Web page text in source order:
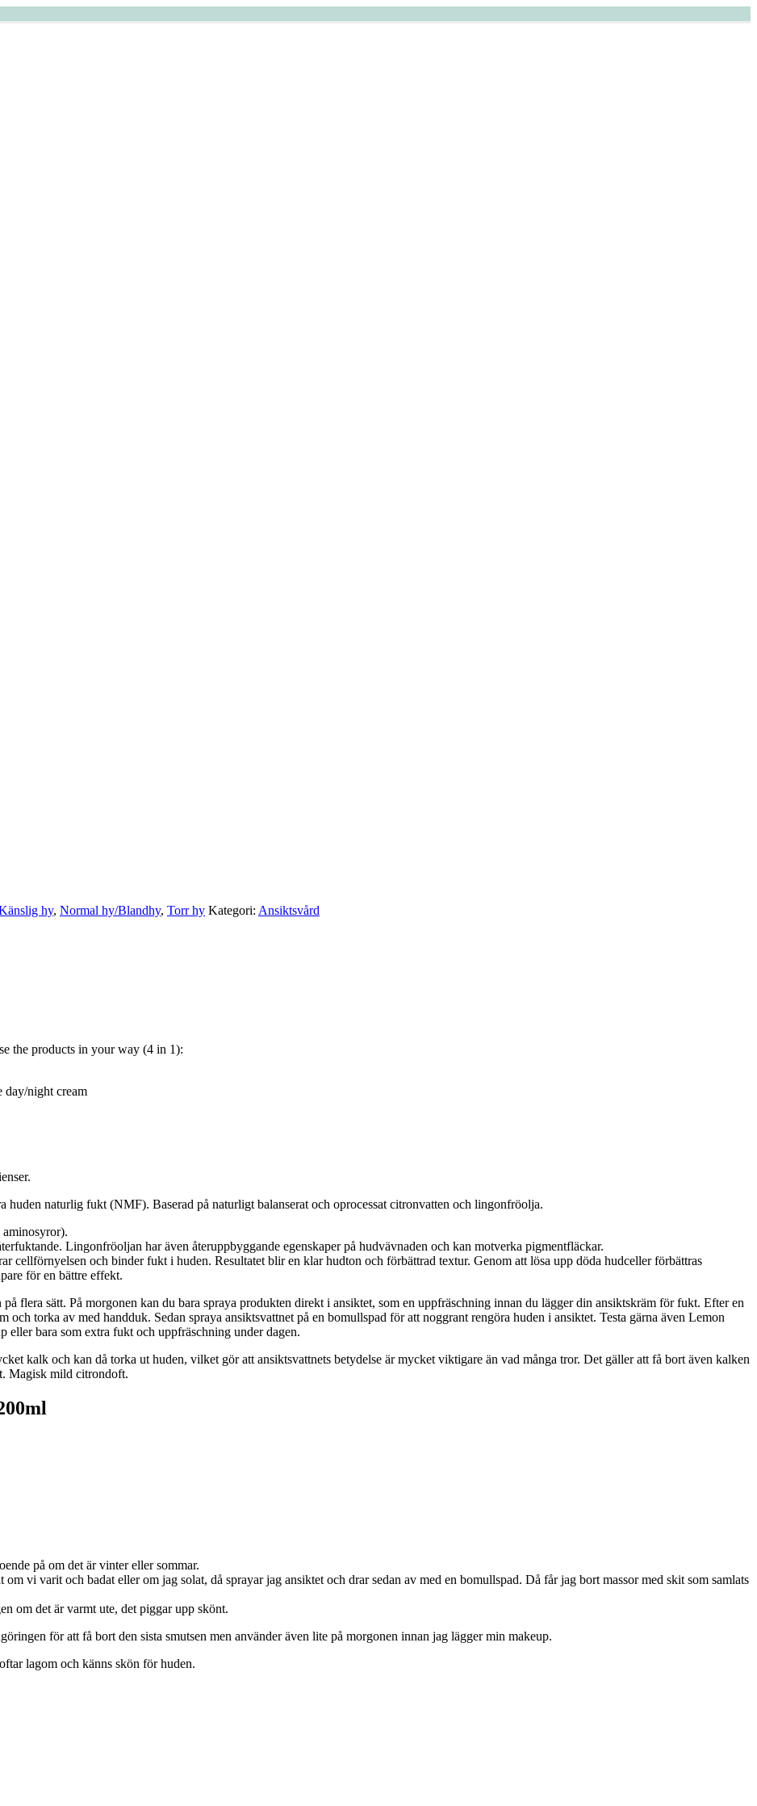
hy, Normal hy/Blandhy, Torr hy Kategori: Ansiktsvård
the products in your way (4 in 1):
day/night cream
naturlig fukt (NMF). Baserad på naturligt balanserat och oprocessat citronvatten och lingonfröolja.
Lingonfröoljan har även återuppbyggande egenskaper på hudvävnaden och kan motverka pigmentfläckar.
cellförnyelsen och binder fukt i huden. Resultatet blir en klar hudton och förbättrad textur. Genom att lösa upp döda hudceller förbättras
för en bättre effekt.
flera sätt. På morgonen kan du bara spraya produkten direkt i ansiktet, som en uppfräschning innan du lägger din ansiktskräm för fukt. Efter en
och torka av med handduk. Sedan spraya ansiktsvattnet på en bomullspad för att noggrant rengöra huden i ansiktet. Testa gärna även Lemon
eller bara som extra fukt och uppfräschning under dagen.
kalk och kan då torka ut huden, vilket gör att ansiktsvattnets betydelse är mycket viktigare än vad många tror. Det gäller att få bort även kalken
Magisk mild citrondoft.
på om det är vinter eller sommar.
vi varit och badat eller om jag solat, då sprayar jag ansiktet och drar sedan av med en bomullspad. Då får jag bort massor med skit som samlats
om det är varmt ute, det piggar upp skönt.
för att få bort den sista smutsen men använder även lite på morgonen innan jag lägger min makeup.
lagom och känns skön för huden.